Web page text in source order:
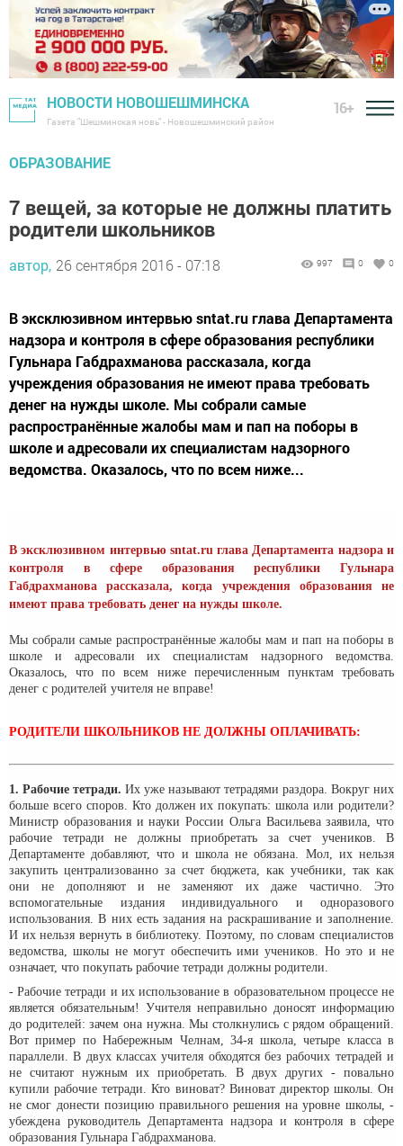
НОВОСТИ НОВОШЕШМИНСКА
Газета "Шешминская новь" - Новошешминский район
16+
ОБРАЗОВАНИЕ
7 вещей, за которые не должны платить
родители школьников
автор, 26 сентября 2016 - 07:18 997 0 0
В эксклюзивном интервью sntat.ru глава Департамента
надзора и контроля в сфере образования республики
Гульнара Габдрахманова рассказала, когда
учреждения образования не имеют права требовать
денег на нужды школе. Мы собрали самые
распространённые жалобы мам и пап на поборы в
школе и адресовали их специалистам надзорного
ведомства. Оказалось, что по всем ниже...
В эксклюзивном интервью sntat.ru глава Департамента надзора и
контроля в сфере образования республики Гульнара
Габдрахманова рассказала, когда учреждения образования не
имеют права требовать денег на нужды школе.
Мы собрали самые распространённые жалобы мам и пап на поборы в
школе и адресовали их специалистам надзорного ведомства.
Оказалось, что по всем ниже перечисленным пунктам требовать
денег с родителей учителя не вправе!
РОДИТЕЛИ ШКОЛЬНИКОВ НЕ ДОЛЖНЫ ОПЛАЧИВАТЬ:
1. Рабочие тетради. Их уже называют тетрадями раздора. Вокруг них
больше всего споров. Кто должен их покупать: школа или родители?
Министр образования и науки России Ольга Васильева заявила, что
рабочие тетради не должны приобретать за счет учеников. В
Департаменте добавляют, что и школа не обязана. Мол, их нельзя
закупить централизованно за счет бюджета, как учебники, так как
они не дополняют и не заменяют их даже частично. Это
вспомогательные издания индивидуального и одноразового
использования. В них есть задания на раскрашивание и заполнение.
И их нельзя вернуть в библиотеку. Поэтому, по словам специалистов
ведомства, школы не могут обеспечить ими учеников. Но это и не
означает, что покупать рабочие тетради должны родители.
- Рабочие тетради и их использование в образовательном процессе не
является обязательным! Учителя неправильно доносят информацию
до родителей: зачем она нужна. Мы столкнулись с рядом обращений.
Вот пример по Набережным Челнам, 34-я школа, четыре класса в
параллели. В двух классах учителя обходятся без рабочих тетрадей и
не считают нужным их приобретать. В двух других - повально
купили рабочие тетради. Кто виноват? Виноват директор школы. Он
не смог донести позицию правильного решения на уровне школы, -
убеждена руководитель Департамента надзора и контроля в сфере
образования Гульнара Габдрахманова.